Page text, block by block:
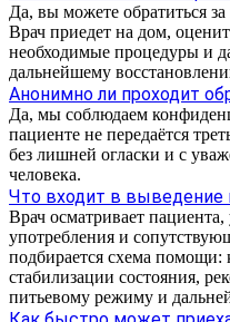
Да, вы можете обратиться
Врач приедет на дом,
необходимые процедуры и
дальнейшему
Анонимно ли проходит
Да, мы соблюдаем
пациенте не передаётся
без лишней огласки и с
человека.
Что входит в выведение
Врач осматривает
употребления и
подбирается схема помощи:
стабилизации состояния,
питьевому режиму и